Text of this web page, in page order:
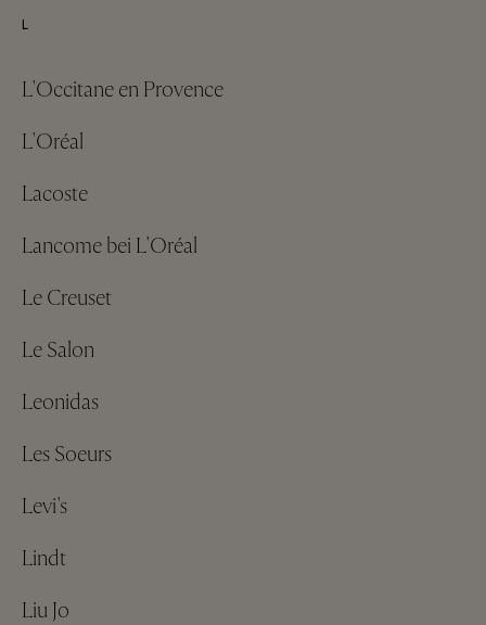
L
L'Occitane en Provence
L'Oréal
Lacoste
Lancome bei L'Oréal
Le Creuset
Le Salon
Leonidas
Les Soeurs
Levi's
Lindt
Liu Jo